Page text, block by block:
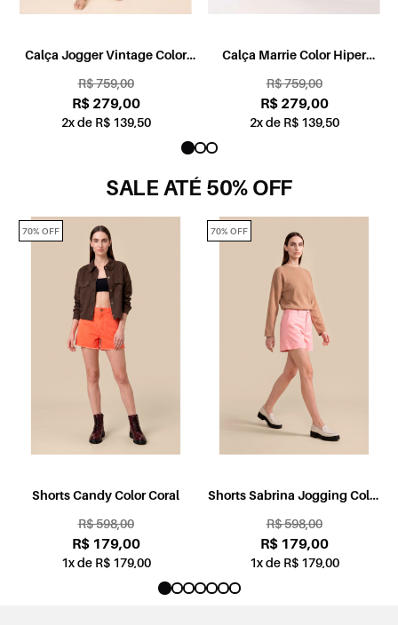
Calça Jogger Vintage Color
R$ 759,00
R$ 279,00
2x de R$ 139,50
Calça Marrie Color Hiper
R$ 759,00
R$ 279,00
2x de R$ 139,50
SALE ATÉ 50% OFF
Shorts Candy Color Coral
R$ 598,00
R$ 179,00
1x de R$ 179,00
70% OFF
Shorts Sabrina Jogging Color
R$ 598,00
R$ 179,00
1x de R$ 179,00
70% OFF